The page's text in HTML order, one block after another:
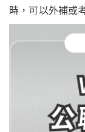
時，可以外補或